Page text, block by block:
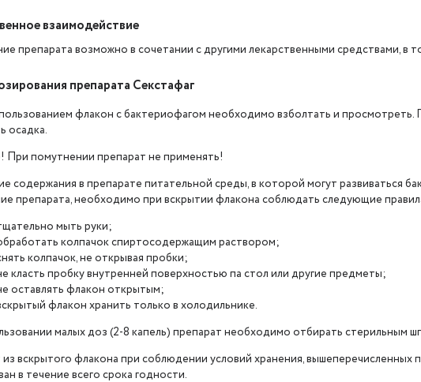
взаимодействие
препарата возможно в сочетании с другими лекарственными средствами, в
препарата Секстафаг
флакон с бактериофагом необходимо взболтать и
осадка.
При помутнении препарат не применять!
содержания в препарате питательной среды, в которой могут развиваться
препарата, необходимо при вскрытии флакона соблюдать следующие
мыть руки;
колпачок спиртосодержащим раствором;
колпачок, не открывая пробки;
класть пробку внутренней поверхностью па стол или другие предметы;
оставлять флакон открытым;
флакон хранить только в холодильнике.
малых доз (2-8 капель) препарат необходимо отбирать стерильным
из вскрытого флакона при соблюдении условий хранения,
в течение всего срока годности.